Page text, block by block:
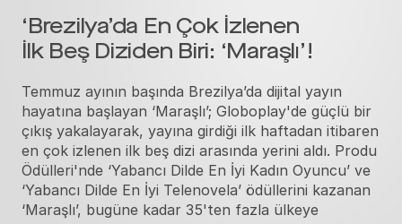
‘Brezilya’da En Çok İzlenen
İlk Beş Diziden Biri: ‘Maraşlı’!
Temmuz ayının başında Brezilya’da dijital yayın
hayatına başlayan ‘Maraşlı’; Globoplay'de güçlü bir
çıkış yakalayarak, yayına girdiği ilk haftadan itibaren
en çok izlenen ilk beş dizi arasında yerini aldı. Produ
Ödülleri'nde ‘Yabancı Dilde En İyi Kadın Oyuncu’ ve
‘Yabancı Dilde En İyi Telenovela’ ödüllerini kazanan
‘Maraşlı’, bugüne kadar 35'ten fazla ülkeye